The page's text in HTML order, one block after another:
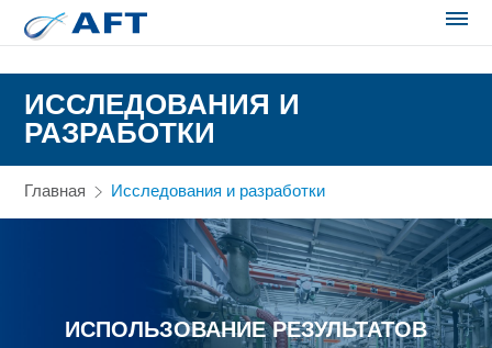
ИССЛЕДОВАНИЯ И
РАЗРАБОТКИ
Главная Исследования и разработки
ИСПОЛЬЗОВАНИЕ РЕЗУЛЬТАТОВ